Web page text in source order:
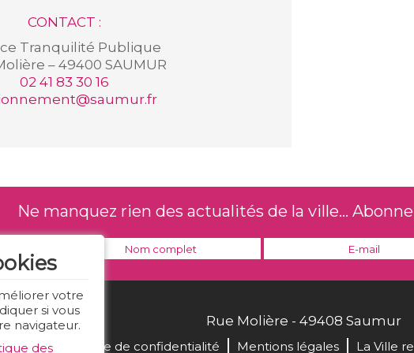
CONTACT :
Tranquilité Publique
– 49400 SAUMUR
02 41 83 30 16
votre
si vous
navigateur.
des
Ne manquez rien des actualités de la ville...
Rue Molière - 49408 Saumur
Politique de confidentialité Mentions légales La Ville